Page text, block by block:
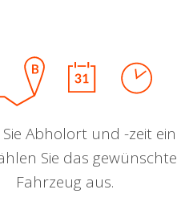
Abholort und -zeit ein
Sie das gewünschte
Fahrzeug aus.